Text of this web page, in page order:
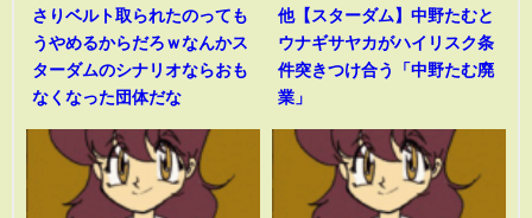
さりベルト取られたのっても
うやめるからだろｗなんかス
ターダムのシナリオならおも
なくなった団体だな
他【スターダム】中野たむと
ウナギサヤカがハイリスク条
件突きつけ合う「中野たむ廃
業」